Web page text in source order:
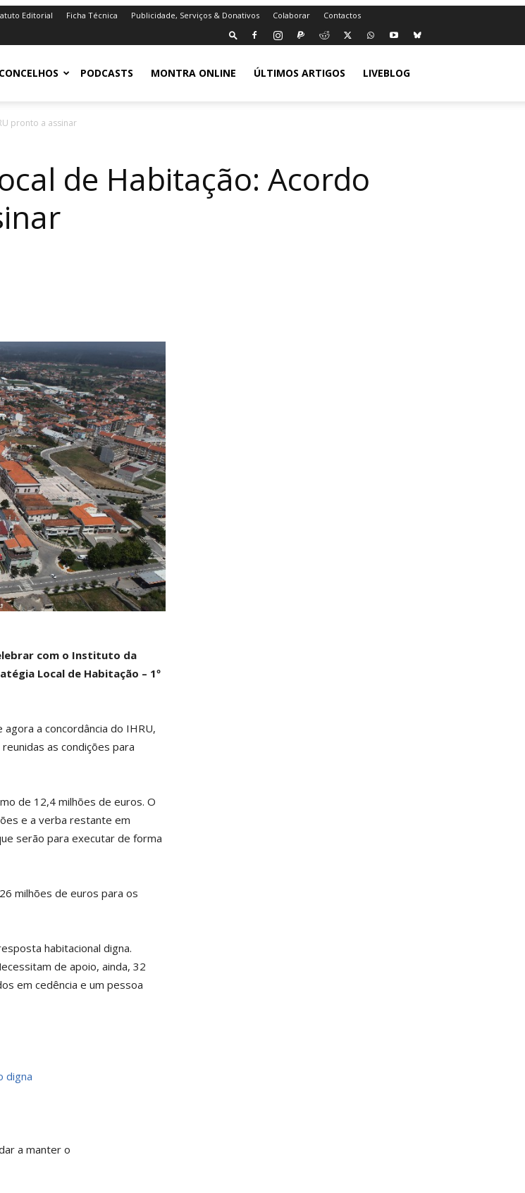
Editorial Ficha Técnica Publicidade, Serviços & Donativos Colaborar Contactos
CONCELHOS PODCASTS MONTRA ONLINE ÚLTIMOS ARTIGOS LIVEBLOG
pronto a assinar
de Habitação: Acordo
com o Instituto da
Local de Habitação – 1º
a concordância do IHRU,
as condições para
de 12,4 milhões de euros. O
e a verba restante em
serão para executar de forma
milhões de euros para os
habitacional digna.
de apoio, ainda, 32
em cedência e um pessoa
digna
a manter o